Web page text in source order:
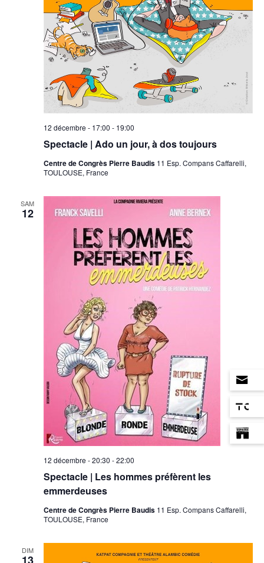
Spectacle | Ado un jour, à dos toujours
12 décembre - 17:00 - 19:00
Centre de Congrès Pierre Baudis 11 Esp. Compans Caffarelli,
TOULOUSE, France
SAM
12
Spectacle | Les hommes préfèrent les
emmerdeuses
12 décembre - 20:30 -22:00
Centre de Congrès Pierre Baudis 11 Esp. Compans Caffarelli,
TOULOUSE, France
DIM
13